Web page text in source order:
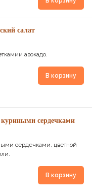
салат
авокадо.
В корзину
сердечками
сердечками, цветной
В корзину